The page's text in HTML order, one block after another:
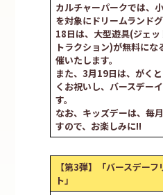
カルチャーパークでは、
を対象にドリームランド
18日は、大型遊具(ジェ
トラクション)が無料に
催いたします。
また、3月19日は、がく
くお祝いし、バースデー
す。
なお、キッズデーは、毎
すので、お楽しみに‼
【第3弾】「バースデー
ト」